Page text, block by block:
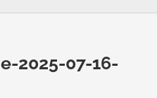
2025-07-16-